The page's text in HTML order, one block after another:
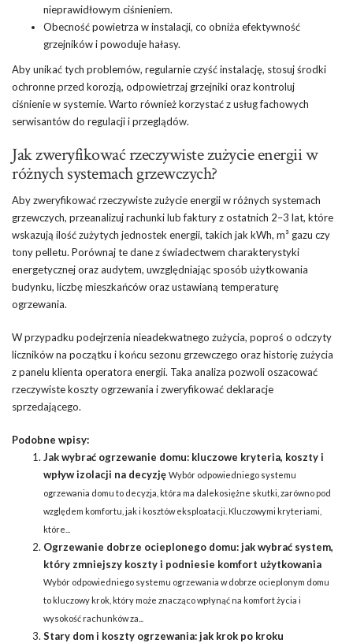
nieprawidłowym ciśnieniem.
Obecność powietrza w instalacji, co obniża efektywność
grzejników i powoduje hałasy.
Aby unikać tych problemów, regularnie czyść instalację, stosuj środki
ochronne przed korozją, odpowietrzaj grzejniki oraz kontroluj
ciśnienie w systemie. Warto również korzystać z usług fachowych
serwisantów do regulacji i przeglądów.
Jak zweryfikować rzeczywiste zużycie energii w
różnych systemach grzewczych?
Aby zweryfikować rzeczywiste zużycie energii w różnych systemach
grzewczych, przeanalizuj rachunki lub faktury z ostatnich 2–3 lat, które
wskazują ilość zużytych jednostek energii, takich jak kWh, m³ gazu czy
tony pelletu. Porównaj te dane z świadectwem charakterystyki
energetycznej oraz audytem, uwzględniając sposób użytkowania
budynku, liczbę mieszkańców oraz ustawianą temperaturę
ogrzewania.
W przypadku podejrzenia nieadekwatnego zużycia, poproś o odczyty
liczników na początku i końcu sezonu grzewczego oraz historię zużycia
z panelu klienta operatora energii. Taka analiza pozwoli oszacować
rzeczywiste koszty ogrzewania i zweryfikować deklaracje
sprzedającego.
Podobne wpisy:
Jak wybrać ogrzewanie domu: kluczowe kryteria, koszty i
wpływ izolacji na decyzję Wybór odpowiedniego systemu
ogrzewania domu to decyzja, która ma dalekosiężne skutki, zarówno pod
względem komfortu, jak i kosztów eksploatacji. Kluczowymi kryteriami,
które...
Ogrzewanie dobrze ocieplonego domu: jak wybrać system,
który zmniejszy koszty i podniesie komfort użytkowania
Wybór odpowiedniego systemu ogrzewania w dobrze ocieplonym domu
to kluczowy krok, który może znacząco wpłynąć na komfort życia i
wysokość rachunków za...
Stary dom i koszty ogrzewania: jak krok po kroku